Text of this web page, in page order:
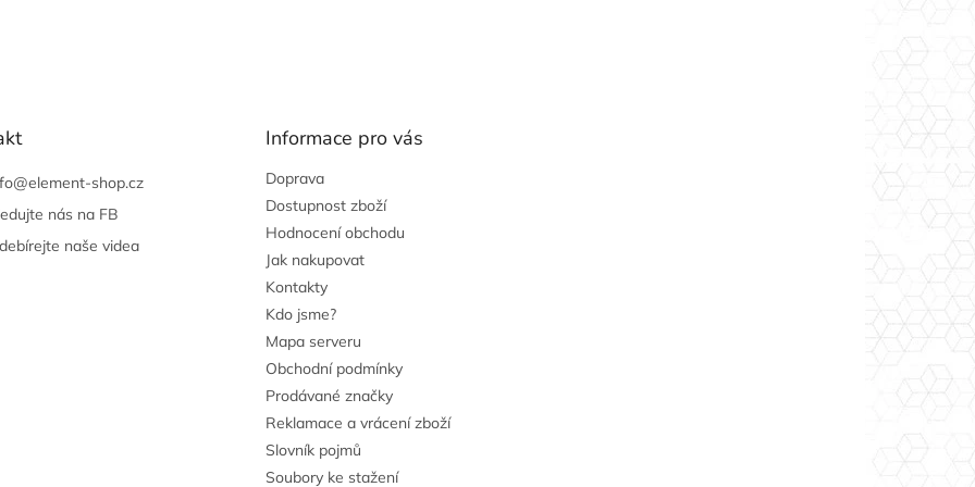
@element-shop.cz
nás na FB
naše videa
Informace pro vás
Doprava
Dostupnost zboží
Hodnocení obchodu
Jak nakupovat
Kontakty
Kdo jsme?
Mapa serveru
Obchodní podmínky
Prodávané značky
Reklamace a vrácení zboží
Slovník pojmů
Soubory ke stažení